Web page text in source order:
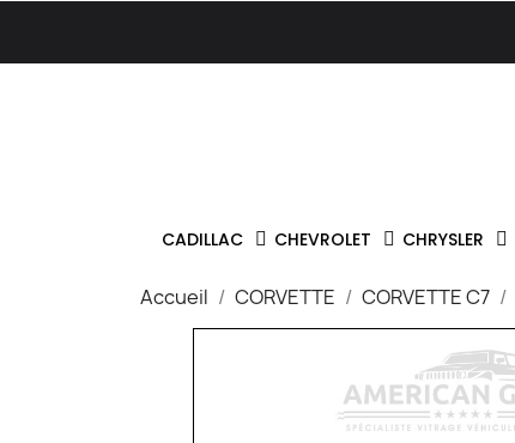
CADILLAC CHEVROLET CHRYSLER
Accueil CORVETTE CORVETTE C7